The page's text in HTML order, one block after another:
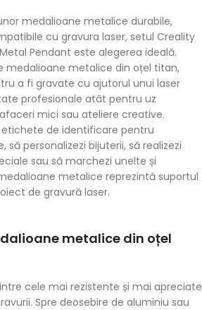
medalioane metalice durabile,
cu gravura laser, setul Creality
Pendant este alegerea ideală.
medalioane metalice din oțel titan,
a fi gravate cu ajutorul unui laser
profesionale atât pentru uz
mici sau ateliere creative.
etichete de identificare pentru
personalizezi bijuterii, să realizezi
sau să marchezi unelte și
metalice reprezintă suportul
de gravură laser.
metalice din oțel
cele mai rezistente și mai apreciate
Spre deosebire de aluminiu sau